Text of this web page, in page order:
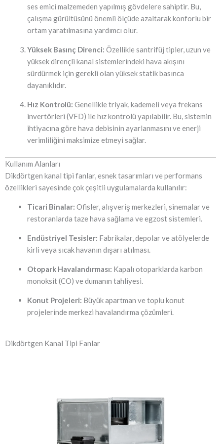
ses emici malzemeden yapılmış gövdelere sahiptir. Bu,
çalışma gürültüsünü önemli ölçüde azaltarak konforlu bir
ortam yaratılmasına yardımcı olur.
Yüksek Basınç Direnci: Özellikle santrifüj tipler, uzun ve
yüksek dirençli kanal sistemlerindeki hava akışını
sürdürmek için gerekli olan yüksek statik basınca
dayanıklıdır.
Hız Kontrolü: Genellikle triyak, kademeli veya frekans
invertörleri (VFD) ile hız kontrolü yapılabilir. Bu, sistemin
ihtiyacına göre hava debisinin ayarlanmasını ve enerji
verimliliğini maksimize etmeyi sağlar.
Kullanım Alanları
Dikdörtgen kanal tipi fanlar, esnek tasarımları ve performans
özellikleri sayesinde çok çeşitli uygulamalarda kullanılır:
Ticari Binalar: Ofisler, alışveriş merkezleri, sinemalar ve
restoranlarda taze hava sağlama ve egzost sistemleri.
Endüstriyel Tesisler: Fabrikalar, depolar ve atölyelerde
kirli veya sıcak havanın dışarı atılması.
Otopark Havalandırması: Kapalı otoparklarda karbon
monoksit (CO) ve dumanın tahliyesi.
Konut Projeleri: Büyük apartman ve toplu konut
projelerinde merkezi havalandırma çözümleri.
Dikdörtgen Kanal Tipi Fanlar